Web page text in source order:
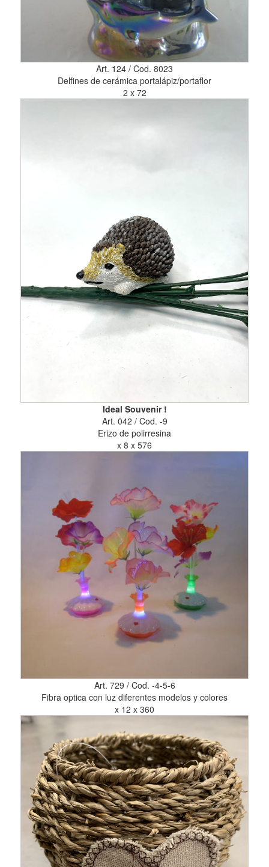
Art. 124 / Cod. 8023
Delfines de cerámica portalápiz/portaflor
2 x 72
Ideal Souvenir !
Art. 042 / Cod. -9
Erizo de polirresina
x 8 x 576
Art. 729 / Cod. -4-5-6
Fibra optica con luz diferentes modelos y colores
x 12 x 360